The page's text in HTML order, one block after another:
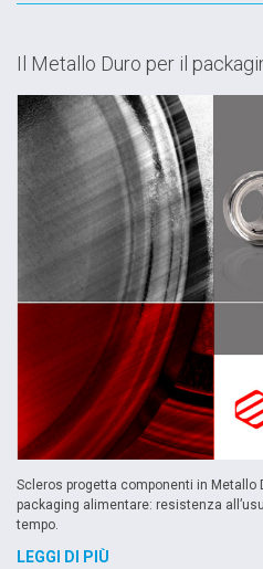
Il Metallo Duro per il
Scleros progetta componenti in Metallo
packaging alimentare: resistenza
tempo.
LEGGI DI PIÙ